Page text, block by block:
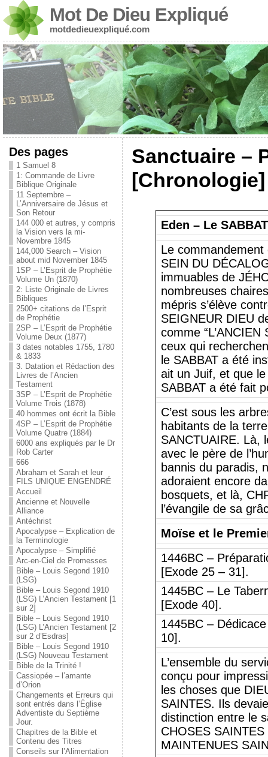
Mot De Dieu Expliqué
motdedieuexpliqué.com
Des pages
1 Samuel 8
1: Commande de Livre
Biblique Originale
11 Septembre –
L’Anniversaire de Jésus et
Son Retour
144 000 et autres, y compris
la Vision vers la mi-
Novembre 1845
144,000 Search – Vision
about mid November 1845
1SP – L’Esprit de Prophétie
Volume Un (1870)
2: Liste Originale de Livres
Bibliques
2500+ citations de l’Esprit
de Prophétie
2SP – L’Esprit de Prophétie
Volume Deux (1877)
3 dates notables 1755, 1780
& 1833
3. Datation et Rédaction des
Livres de l’Ancien
Testament
3SP – L’Esprit de Prophétie
Volume Trois (1878)
40 hommes ont écrit la Bible
4SP – L’Esprit de Prophétie
Volume Quatre (1884)
6000 ans expliqués par le Dr
Rob Carter
666
Abraham et Sarah et leur
FILS UNIQUE ENGENDRÉ
Accueil
Ancienne et Nouvelle
Alliance
Antéchrist
Apocalypse – Explication de
la Terminologie
Apocalypse – Simplifié
Arc-en-Ciel de Promesses
Bible – Louis Segond 1910
(LSG)
Bible – Louis Segond 1910
(LSG) L’Ancien Testament [1
sur 2]
Bible – Louis Segond 1910
(LSG) L’Ancien Testament [2
sur 2 d’Esdras]
Bible – Louis Segond 1910
(LSG) Nouveau Testament
Bible de la Trinité !
Cassiopée – l’amante
d’Orion
Changements et Erreurs qui
sont entrés dans l’Église
Adventiste du Septième
Jour.
Chapitres de la Bible et
Contenu des Titres
Conseils sur l’Alimentation
Sanctuaire –
[Chronologie]
Eden – Le
Le commandement
SEIN DU
immuables de
nombreuses
mépris s’élève
SEIGNEUR DIEU
comme
ceux qui
le SABBAT a été
ait un Juif, et que
SABBAT a été fait
C’est sous les
habitants de la
SANCTUAIRE. Là,
avec le père de
bannis du paradis,
adoraient encore
bosquets, et là,
l’évangile de sa
Moïse et le
1446BC –
[Exode 25 – 31].
1445BC – Le
[Exode 40].
1445BC –
10].
L’ensemble du
conçu pour
les choses que
SAINTES. Ils
distinction entre le
CHOSES
MAINTENUES